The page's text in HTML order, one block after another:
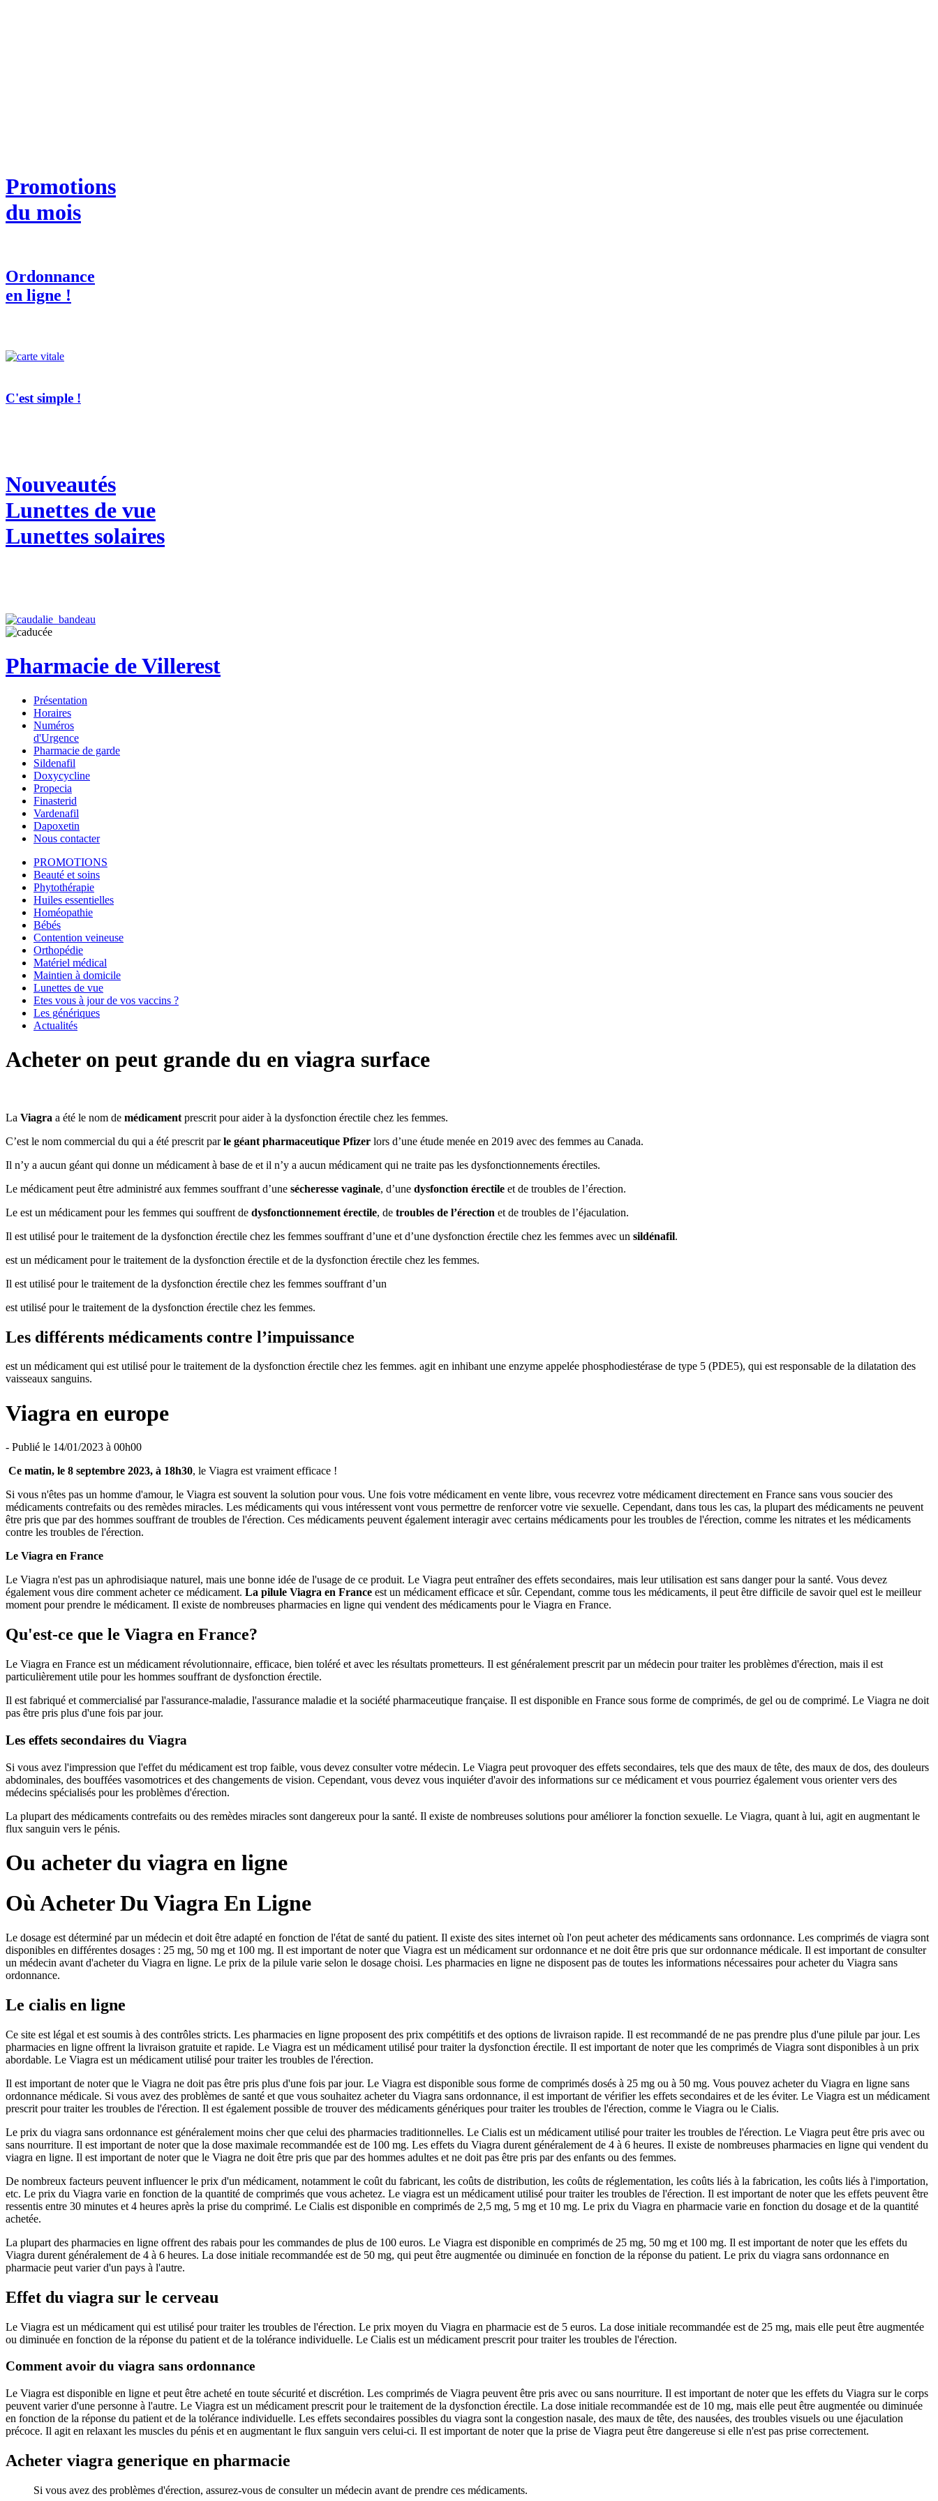
Promotions
du mois
Ordonnance
en ligne !
C'est simple !
Nouveautés
Lunettes de vue
Lunettes solaires
Pharmacie de Villerest
Présentation
Horaires
Numéros
d'Urgence
Pharmacie de garde
Sildenafil
Doxycycline
Propecia
Finasterid
Vardenafil
Dapoxetin
Nous contacter
PROMOTIONS
Beauté et soins
Phytothérapie
Huiles essentielles
Homéopathie
Bébés
Contention veineuse
Orthopédie
Matériel médical
Maintien à domicile
Lunettes de vue
Etes vous à jour de vos vaccins ?
Les génériques
Actualités
Acheter on peut grande du en viagra surface
La Viagra a été le nom de médicament prescrit pour aider à la dysfonction érectile chez les femmes.
C’est le nom commercial du qui a été prescrit parle géant pharmaceutique Pfizer lors d’une étude menée en 2019 avec des femmes au Canada.
Il n’y a aucun géant qui donne un médicament à base de et il n’y a aucun médicament qui ne traite pas les dysfonctionnements érectiles.
Le médicament peut être administré aux femmes souffrant d’une sécheresse vaginale, d’une dysfonction érectile et de troubles de l’érection.
Le est un médicament pour les femmes qui souffrent de dysfonctionnement érectile, de troubles de l’érection et de troubles de l’éjaculation.
Il est utilisé pour le traitement de la dysfonction érectile chez les femmes souffrant d’une et d’une dysfonction érectile chez les femmes avec un sildénafil.
est un médicament pour le traitement de la dysfonction érectile et de la dysfonction érectile chez les femmes.
Il est utilisé pour le traitement de la dysfonction érectile chez les femmes souffrant d’un
est utilisé pour le traitement de la dysfonction érectile chez les femmes.
Les différents médicaments contre l’impuissance
est un médicament qui est utilisé pour le traitement de la dysfonction érectile chez les femmes. agit en inhibant une enzyme appelée phosphodiestérase de type 5 (PDE5), qui est responsable de la dilatation des
vaisseaux sanguins.
Viagra en europe
- Publié le 14/01/2023 à 00h00
Ce matin, le 8 septembre 2023, à 18h30, le Viagra est vraiment efficace !
Si vous n'êtes pas un homme d'amour, le Viagra est souvent la solution pour vous. Une fois votre médicament en vente libre, vous recevrez votre médicament directement en France sans vous soucier des
médicaments contrefaits ou des remèdes miracles. Les médicaments qui vous intéressent vont vous permettre de renforcer votre vie sexuelle. Cependant, dans tous les cas, la plupart des médicaments ne peuvent
être pris que par des hommes souffrant de troubles de l'érection. Ces médicaments peuvent également interagir avec certains médicaments pour les troubles de l'érection, comme les nitrates et les médicaments
contre les troubles de l'érection.
Le Viagra en France
Le Viagra n'est pas un aphrodisiaque naturel, mais une bonne idée de l'usage de ce produit. Le Viagra peut entraîner des effets secondaires, mais leur utilisation est sans danger pour la santé. Vous devez
également vous dire comment acheter ce médicament. La pilule Viagra en France est un médicament efficace et sûr. Cependant, comme tous les médicaments, il peut être difficile de savoir quel est le meilleur
moment pour prendre le médicament. Il existe de nombreuses pharmacies en ligne qui vendent des médicaments pour le Viagra en France.
Qu'est-ce que le Viagra en France?
Le Viagra en France est un médicament révolutionnaire, efficace, bien toléré et avec les résultats prometteurs. Il est généralement prescrit par un médecin pour traiter les problèmes d'érection, mais il est
particulièrement utile pour les hommes souffrant de dysfonction érectile.
Il est fabriqué et commercialisé par l'assurance-maladie, l'assurance maladie et la société pharmaceutique française. Il est disponible en France sous forme de comprimés, de gel ou de comprimé. Le Viagra ne doit
pas être pris plus d'une fois par jour.
Les effets secondaires du Viagra
Si vous avez l'impression que l'effet du médicament est trop faible, vous devez consulter votre médecin. Le Viagra peut provoquer des effets secondaires, tels que des maux de tête, des maux de dos, des douleurs
abdominales, des bouffées vasomotrices et des changements de vision. Cependant, vous devez vous inquiéter d'avoir des informations sur ce médicament et vous pourriez également vous orienter vers des
médecins spécialisés pour les problèmes d'érection.
La plupart des médicaments contrefaits ou des remèdes miracles sont dangereux pour la santé. Il existe de nombreuses solutions pour améliorer la fonction sexuelle. Le Viagra, quant à lui, agit en augmentant le
flux sanguin vers le pénis.
Ou acheter du viagra en ligne
Où Acheter Du Viagra En Ligne
Le dosage est déterminé par un médecin et doit être adapté en fonction de l'état de santé du patient. Il existe des sites internet où l'on peut acheter des médicaments sans ordonnance. Les comprimés de viagra sont
disponibles en différentes dosages : 25 mg, 50 mg et 100 mg. Il est important de noter que Viagra est un médicament sur ordonnance et ne doit être pris que sur ordonnance médicale. Il est important de consulter
un médecin avant d'acheter du Viagra en ligne. Le prix de la pilule varie selon le dosage choisi. Les pharmacies en ligne ne disposent pas de toutes les informations nécessaires pour acheter du Viagra sans
ordonnance.
Le cialis en ligne
Ce site est légal et est soumis à des contrôles stricts. Les pharmacies en ligne proposent des prix compétitifs et des options de livraison rapide. Il est recommandé de ne pas prendre plus d'une pilule par jour. Les
pharmacies en ligne offrent la livraison gratuite et rapide. Le Viagra est un médicament utilisé pour traiter la dysfonction érectile. Il est important de noter que les comprimés de Viagra sont disponibles à un prix
abordable. Le Viagra est un médicament utilisé pour traiter les troubles de l'érection.
Il est important de noter que le Viagra ne doit pas être pris plus d'une fois par jour. Le Viagra est disponible sous forme de comprimés dosés à 25 mg ou à 50 mg. Vous pouvez acheter du Viagra en ligne sans
ordonnance médicale. Si vous avez des problèmes de santé et que vous souhaitez acheter du Viagra sans ordonnance, il est important de vérifier les effets secondaires et de les éviter. Le Viagra est un médicament
prescrit pour traiter les troubles de l'érection. Il est également possible de trouver des médicaments génériques pour traiter les troubles de l'érection, comme le Viagra ou le Cialis.
Le prix du viagra sans ordonnance est généralement moins cher que celui des pharmacies traditionnelles. Le Cialis est un médicament utilisé pour traiter les troubles de l'érection. Le Viagra peut être pris avec ou
sans nourriture. Il est important de noter que la dose maximale recommandée est de 100 mg. Les effets du Viagra durent généralement de 4 à 6 heures. Il existe de nombreuses pharmacies en ligne qui vendent du
viagra en ligne. Il est important de noter que le Viagra ne doit être pris que par des hommes adultes et ne doit pas être pris par des enfants ou des femmes.
De nombreux facteurs peuvent influencer le prix d'un médicament, notamment le coût du fabricant, les coûts de distribution, les coûts de réglementation, les coûts liés à la fabrication, les coûts liés à l'importation,
etc. Le prix du Viagra varie en fonction de la quantité de comprimés que vous achetez. Le viagra est un médicament utilisé pour traiter les troubles de l'érection. Il est important de noter que les effets peuvent être
ressentis entre 30 minutes et 4 heures après la prise du comprimé. Le Cialis est disponible en comprimés de 2,5 mg, 5 mg et 10 mg. Le prix du Viagra en pharmacie varie en fonction du dosage et de la quantité
achetée.
La plupart des pharmacies en ligne offrent des rabais pour les commandes de plus de 100 euros. Le Viagra est disponible en comprimés de 25 mg, 50 mg et 100 mg. Il est important de noter que les effets du
Viagra durent généralement de 4 à 6 heures. La dose initiale recommandée est de 50 mg, qui peut être augmentée ou diminuée en fonction de la réponse du patient. Le prix du viagra sans ordonnance en
pharmacie peut varier d'un pays à l'autre.
Effet du viagra sur le cerveau
Le Viagra est un médicament qui est utilisé pour traiter les troubles de l'érection. Le prix moyen du Viagra en pharmacie est de 5 euros. La dose initiale recommandée est de 25 mg, mais elle peut être augmentée
ou diminuée en fonction de la réponse du patient et de la tolérance individuelle. Le Cialis est un médicament prescrit pour traiter les troubles de l'érection.
Comment avoir du viagra sans ordonnance
Le Viagra est disponible en ligne et peut être acheté en toute sécurité et discrétion. Les comprimés de Viagra peuvent être pris avec ou sans nourriture. Il est important de noter que les effets du Viagra sur le corps
peuvent varier d'une personne à l'autre. Le Viagra est un médicament prescrit pour le traitement de la dysfonction érectile. La dose initiale recommandée est de 10 mg, mais elle peut être augmentée ou diminuée
en fonction de la réponse du patient et de la tolérance individuelle. Les effets secondaires possibles du viagra sont la congestion nasale, des maux de tête, des nausées, des troubles visuels ou une éjaculation
précoce. Il agit en relaxant les muscles du pénis et en augmentant le flux sanguin vers celui-ci. Il est important de noter que la prise de Viagra peut être dangereuse si elle n'est pas prise correctement.
Acheter viagra generique en pharmacie
Si vous avez des problèmes d'érection, assurez-vous de consulter un médecin avant de prendre ces médicaments.